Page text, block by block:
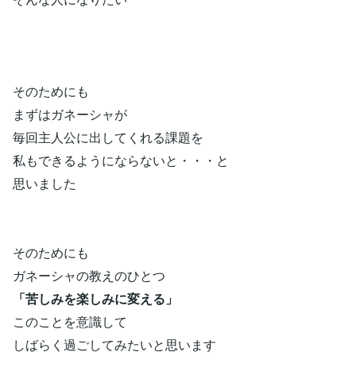
そのためにも
まずはガネーシャが
毎回主人公に出してくれる課題を
私もできるようにならないと・・・と
思いました
そのためにも
ガネーシャの教えのひとつ
「苦しみを楽しみに変える」
このことを意識して
しばらく過ごしてみたいと思います